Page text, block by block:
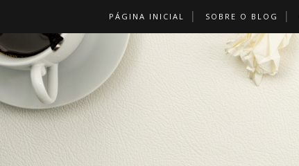
PÁGINA INICIAL SOBRE O BLOG